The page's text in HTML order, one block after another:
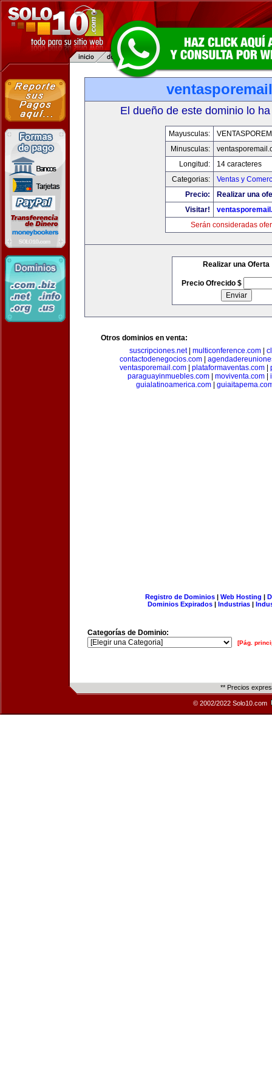
El dueño de este dominio lo
Mayusculas:
Minusculas:
Longitud:
14 caracteres
Categorias:
Ventas y
Precio:
Realizar una
Visitar!
Serán consideradas
Realizar una Oferta
Precio Ofrecido $
Otros dominios en venta:
suscripciones.net| multiconference.com|
contactodenegocios.com|
ventasporemail.com| plataformaventas.com|
paraguayinmuebles.com| moviventa.com|
guialatinoamerica.com
Registro de Dominios| Web Hosting |
Dominios Expirados | Industrias |
Categorías de Dominio:
[Pág.
** Precios
© 2002/2022 Solo10.com